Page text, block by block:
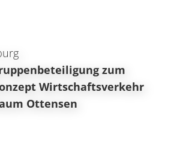
zum
Wirtschaftsverkehr
Ottensen